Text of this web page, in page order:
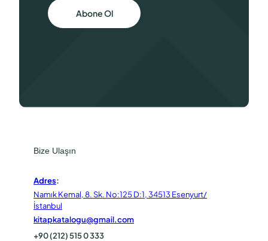
Abone Ol
Bize Ulaşın
Adres:
Namık Kemal, 8. Sk. No:125 D:1, 34513 Esenyurt/
İstanbul
kitapkatalogu@gmail.com
+90 (212) 515 0 333